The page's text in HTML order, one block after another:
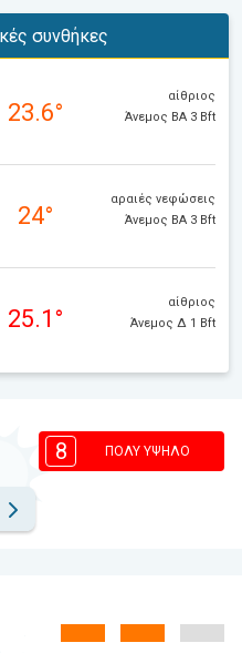
συνθήκες
23.6°
αίθριος
Άνεμος ΒΑ 3 Bft
24°
αραιές νεφώσεις
Άνεμος ΒΑ 3 Bft
25.1°
αίθριος
Άνεμος Δ 1 Bft
8 ΠΟΛΎ ΥΨΗΛΌ